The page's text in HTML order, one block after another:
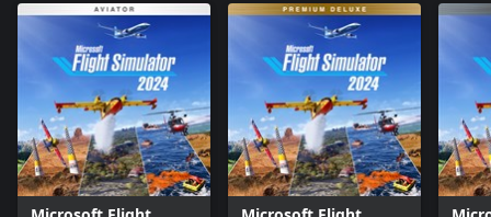
จอดเฮลิคอปเตอร์ 10,000 แห่ง พิกัดสถานที่ที่น่าสนใจ 2,000 แห่ง
และแท่นขุดเจาะน้ำมัน 900 แห่งถูกสร้างขึ้นด้วยมืออย่างพิถีพิถัน
ในขณะที่ระบบตามขั้นตอนสร้างสนามบินทั้งหมด 40,000 แห่ง
ลานจอดเฮลิคอปเตอร์ 80,000 แห่ง อาคาร 1.5 พันล้านแห่ง และ
ต้นไม้เกือบ 3 ล้านล้านต้นในโลกของเรา
· ลงจอดได้ทุกที่และออกจากเครื่องบินของคุณได้เป็นครั้งแรกใน
Microsoft Flight Simulator เพื่อสำรวจไบโอมที่มีรายละเอียดสูง 27
แห่ง พร้อมด้วยพืชพรรณหลายร้อยสายพันธุ์ รายละเอียดที่สร้างขึ้น
อย่างหลากหลาย เช่น หญ้า หิน และดอกไม้ ซึ่งทั้งหมดนี้ได้รับผลก
ระทบจากการเปลี่ยนแปลงฤดูกาล ระบบแสงโฟโตเมตริกใหม่ล่าสุด